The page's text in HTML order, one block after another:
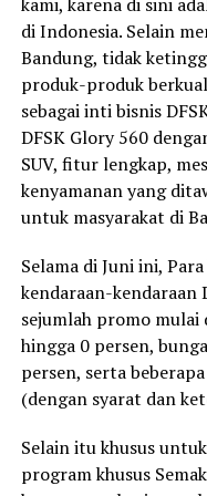
di Indonesia. Selain
Bandung, tidak
produk-produk
sebagai inti bisnis
DFSK Glory 560
SUV, fitur lengkap,
kenyamanan yang
untuk masyarakat di
Selama di Juni ini,
kendaraan-kendaraan
sejumlah promo mulai
hingga 0 persen,
persen, serta
(dengan syarat dan
Selain itu khusus
program khusus